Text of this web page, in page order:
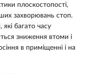
плоскостопості,
захворювань стоп.
багато часу
зниження втоми і
в приміщенні і на